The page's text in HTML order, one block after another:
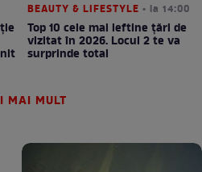
BEAUTY & LIFESTYLE • la 14:00
Top 10 cele mai ieftine țări de
vizitat în 2026. Locul 2 te va
surprinde total
MAI MULT